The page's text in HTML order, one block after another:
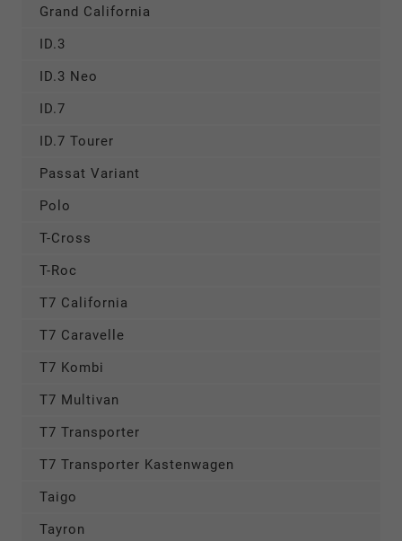
Grand California
ID.3
ID.3 Neo
ID.7
ID.7 Tourer
Passat Variant
Polo
T-Cross
T-Roc
T7 California
T7 Caravelle
T7 Kombi
T7 Multivan
T7 Transporter
T7 Transporter Kastenwagen
Taigo
Tayron